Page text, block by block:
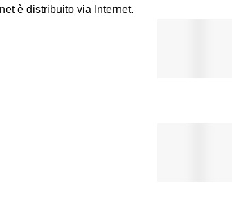
è distribuito via Internet.